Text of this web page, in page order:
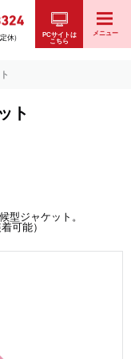
休）
PCサイトは
こちら
メニュー
ト
型ジャケット。
可能）